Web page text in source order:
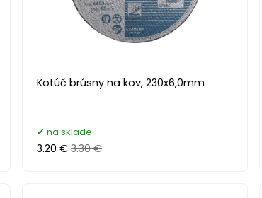
Kotúč brúsny na kov, 230x6,0mm
na sklade
3.20 € 3.30 €